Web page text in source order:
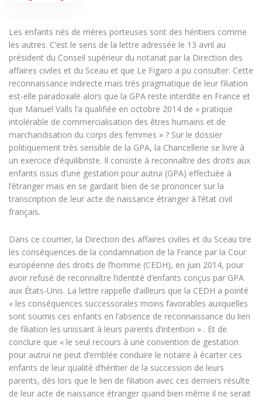
Les enfants nés de mères porteuses sont des héritiers comme
les autres. C’est le sens de la lettre adressée le 13 avril au
président du Conseil supérieur du notariat par la Direction des
affaires civiles et du Sceau et que Le Figaro a pu consulter. Cette
reconnaissance indirecte mais très pragmatique de leur filiation
est-elle paradoxale alors que la GPA reste interdite en France et
que Manuel Valls l’a qualifiée en octobre 2014 de « pratique
intolérable de commercialisation des êtres humains et de
marchandisation du corps des femmes » ? Sur le dossier
politiquement très sensible de la GPA, la Chancellerie se livre à
un exercice d’équilibriste. Il consiste à reconnaître des droits aux
enfants issus d’une gestation pour autrui (GPA) effectuée à
l’étranger mais en se gardant bien de se prononcer sur la
transcription de leur acte de naissance étranger à l’état civil
français.
Dans ce courrier, la Direction des affaires civiles et du Sceau tire
les conséquences de la condamnation de la France par la Cour
européenne des droits de l’homme (CEDH), en juin 2014, pour
avoir refusé de reconnaître l’identité d’enfants conçus par GPA
aux États-Unis. La lettre rappelle d’ailleurs que la CEDH a pointé
« les conséquences successorales moins favorables auxquelles
sont soumis ces enfants en l’absence de reconnaissance du lien
de filiation les unissant à leurs parents d’intention » . Et de
conclure que « le seul recours à une convention de gestation
pour autrui ne peut d’emblée conduire le notaire à écarter ces
enfants de leur qualité d’héritier de la succession de leurs
parents, dès lors que le lien de filiation avec ces derniers résulte
de leur acte de naissance étranger quand bien même il ne serait